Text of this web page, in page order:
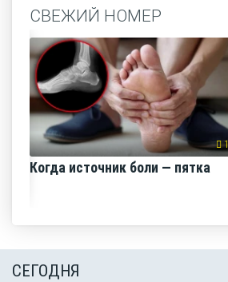
СВЕЖИЙ НОМЕР
Когда источник боли — пятка
СЕГОДНЯ